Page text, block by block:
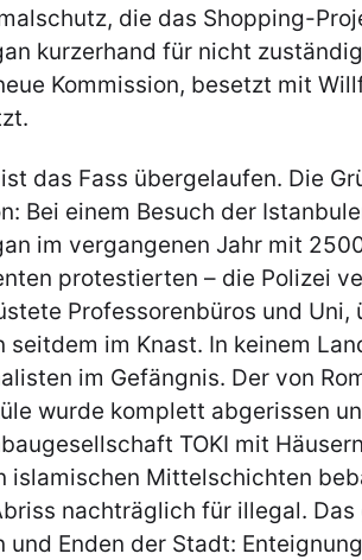
die das Shopping-
kurzerhand für nicht
Kommission, besetzt mit
das Fass übergelaufen. Die
Bei einem Besuch der
im vergangenen Jahr mit
protestierten – die Polizei
Professorenbüros und Uni,
seitdem im Knast. In keinem
im Gefängnis. Der von
wurde komplett abgerissen
TOKI mit
islamischen Mittelschichten
nachträglich für illegal.
und Enden der Stadt: